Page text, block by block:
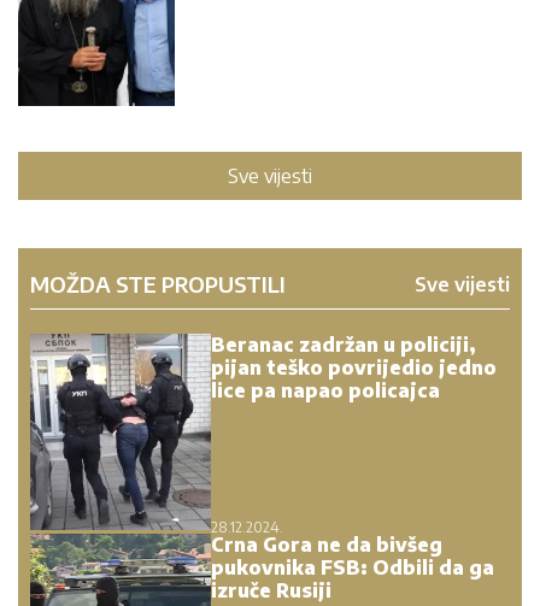
Sve vijesti
MOŽDA STE PROPUSTILI Sve vijesti
Beranac zadržan u policiji,
pijan teško povrijedio jedno
lice pa napao policajca
28.12.2024.
Crna Gora ne da bivšeg
pukovnika FSB: Odbili da ga
izruče Rusiji